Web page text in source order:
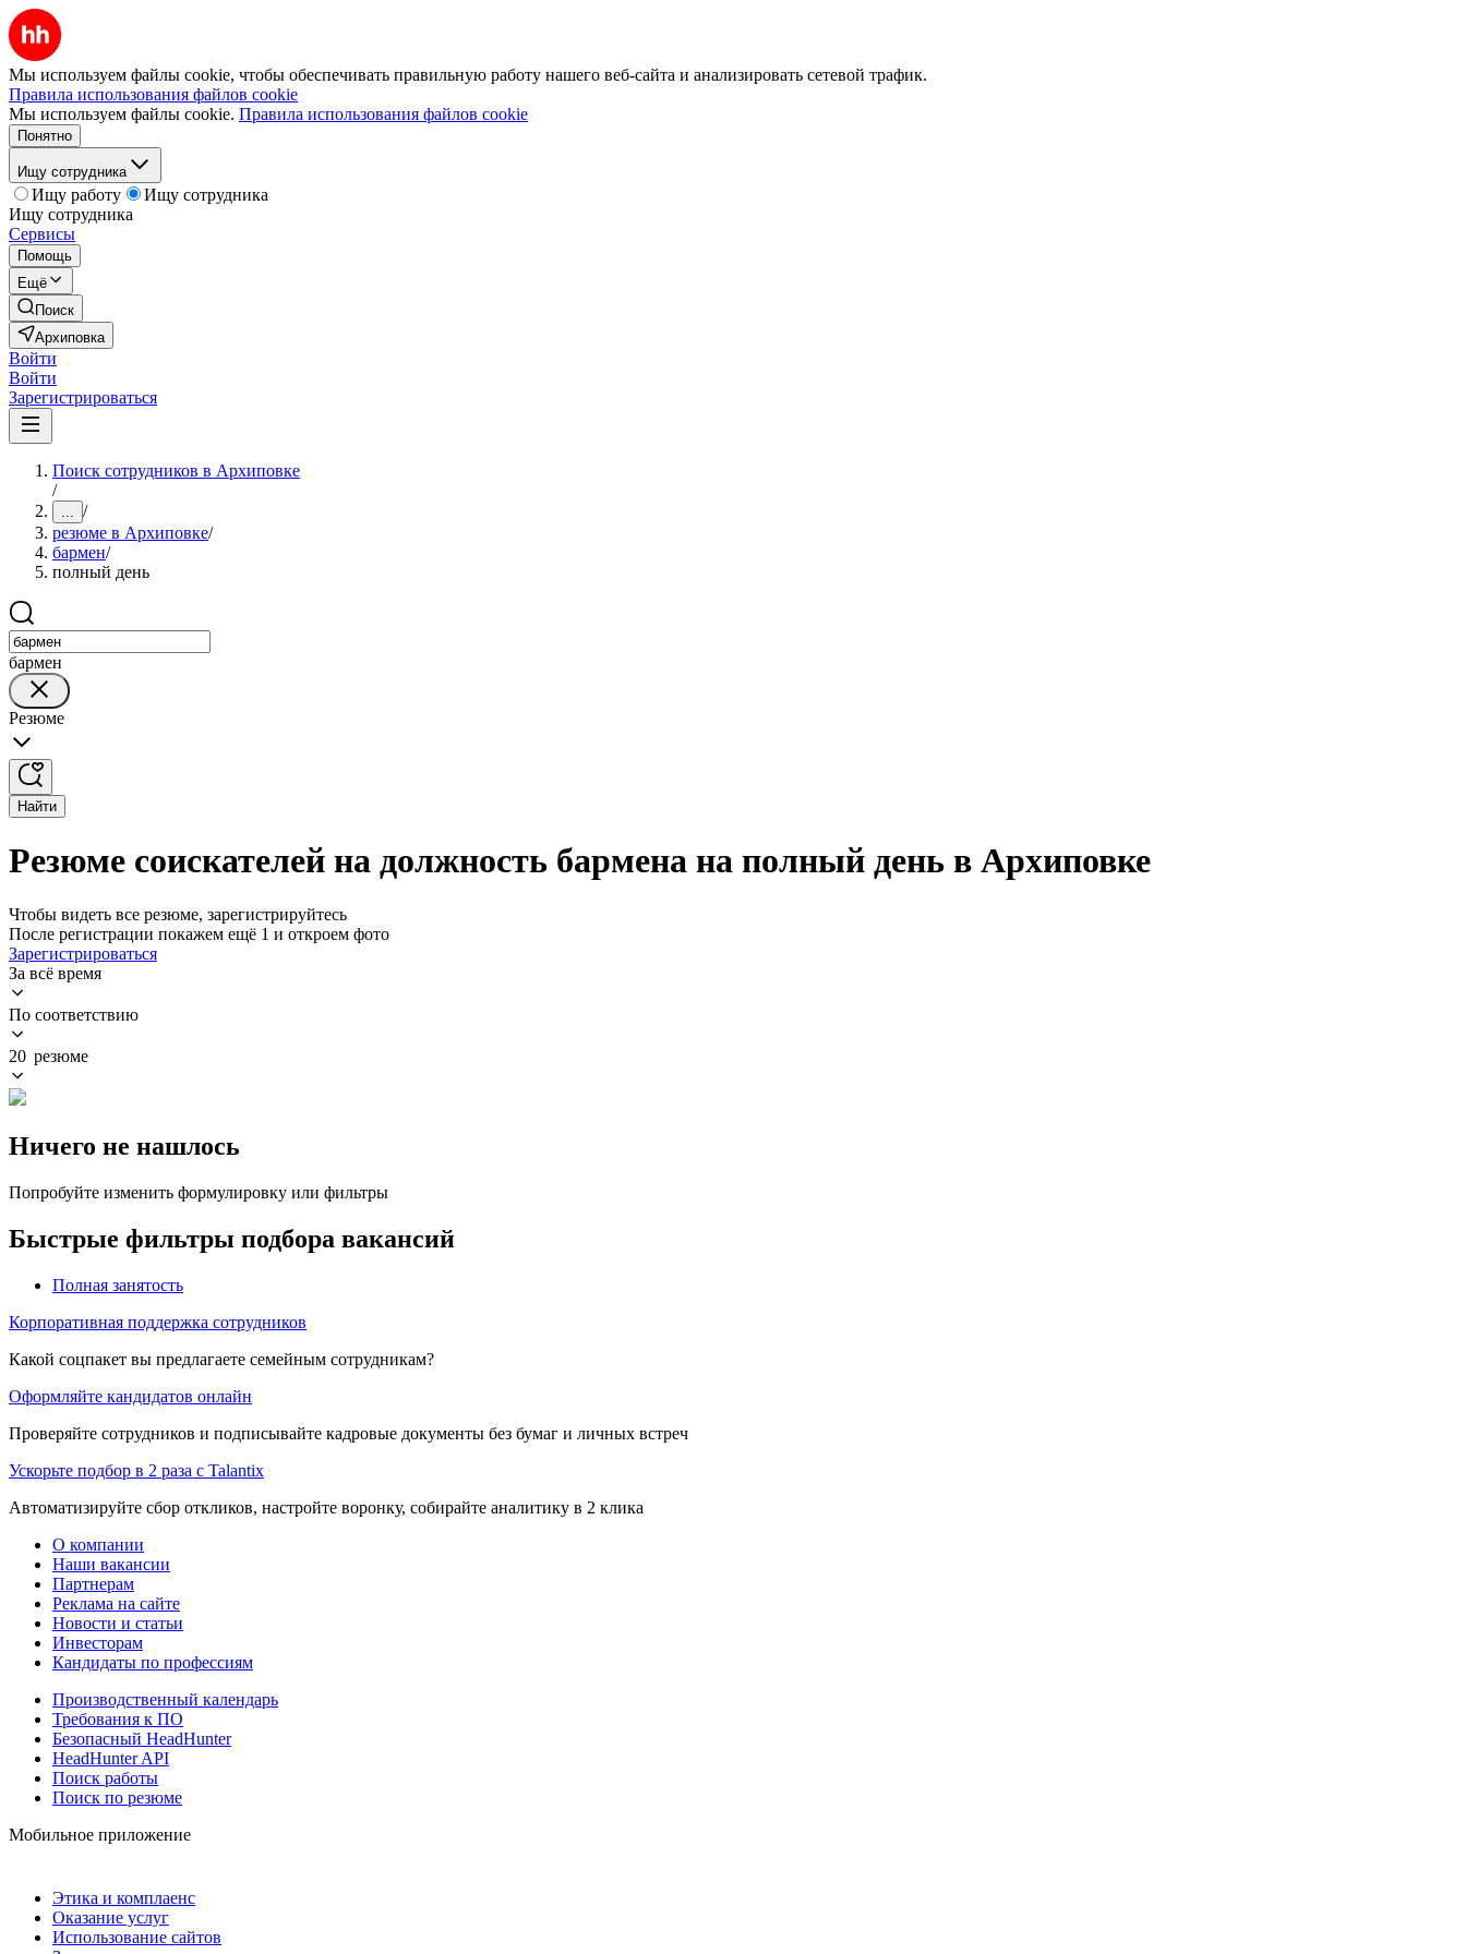
Мы используем файлы cookie, чтобы обеспечивать правильную работу нашего веб-сайта и анализировать сетевой трафик.
Правила использования файлов cookie
Мы используем файлы cookie. Правила использования файлов cookie
Понятно
Ищу сотрудника
Ищу работу
Ищу сотрудника
Ищу сотрудника
Сервисы
Помощь
Ещё
Поиск
Архиповка
Войти
Войти
Зарегистрироваться
Поиск сотрудников в Архиповке
/
... /
резюме в Архиповке/
бармен/
полный день
бармен
Резюме
Найти
Резюме соискателей на должность бармена на полный день в Архиповке
Чтобы видеть все резюме, зарегистрируйтесь
После регистрации покажем ещё 1 и откроем фото
Зарегистрироваться
За всё время
По соответствию
20 резюме
Ничего не нашлось
Попробуйте изменить формулировку или фильтры
Быстрые фильтры подбора вакансий
Полная занятость
Корпоративная поддержка сотрудников
Какой соцпакет вы предлагаете семейным сотрудникам?
Оформляйте кандидатов онлайн
Проверяйте сотрудников и подписывайте кадровые документы без бумаг и личных встреч
Ускорьте подбор в 2 раза с Talantix
Автоматизируйте сбор откликов, настройте воронку, собирайте аналитику в 2 клика
О компании
Наши вакансии
Партнерам
Реклама на сайте
Новости и статьи
Инвесторам
Кандидаты по профессиям
Производственный календарь
Требования к ПО
Безопасный HeadHunter
HeadHunter API
Поиск работы
Поиск по резюме
Мобильное приложение
Этика и комплаенс
Оказание услуг
Использование сайтов